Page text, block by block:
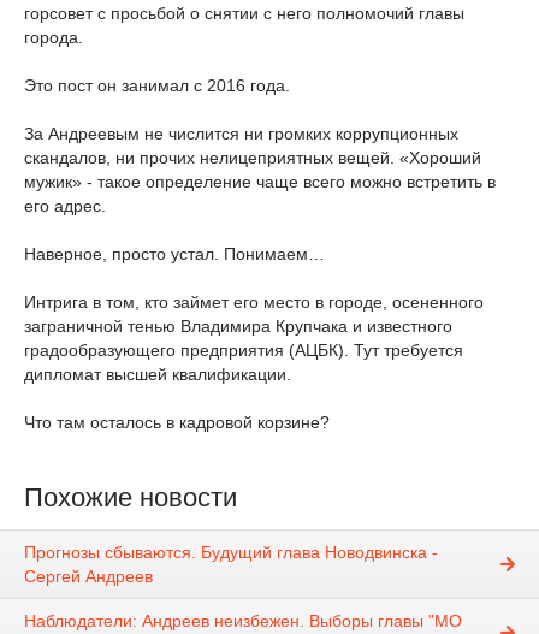
горсовет с просьбой о снятии с него полномочий главы
города.
Это пост он занимал с 2016 года.
За Андреевым не числится ни громких коррупционных
скандалов, ни прочих нелицеприятных вещей. «Хороший
мужик» - такое определение чаще всего можно встретить в
его адрес.
Наверное, просто устал. Понимаем…
Интрига в том, кто займет его место в городе, осененного
заграничной тенью Владимира Крупчака и известного
градообразующего предприятия (АЦБК). Тут требуется
дипломат высшей квалификации.
Что там осталось в кадровой корзине?
Похожие новости
Прогнозы сбываются. Будущий глава Новодвинска -
Сергей Андреев
Наблюдатели: Андреев неизбежен. Выборы главы "МО